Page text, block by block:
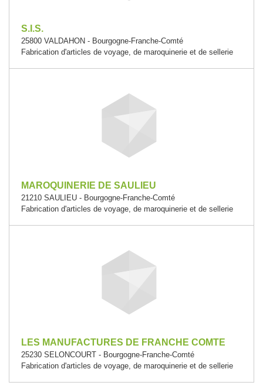
S.I.S.
25800 VALDAHON - Bourgogne-Franche-Comté
Fabrication d'articles de voyage, de maroquinerie et de sellerie
MAROQUINERIE DE SAULIEU
21210 SAULIEU - Bourgogne-Franche-Comté
Fabrication d'articles de voyage, de maroquinerie et de sellerie
LES MANUFACTURES DE FRANCHE COMTE
25230 SELONCOURT - Bourgogne-Franche-Comté
Fabrication d'articles de voyage, de maroquinerie et de sellerie